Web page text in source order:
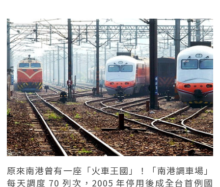
原來南港曾有一座「火車王國」！「南港調車場」
每天調度 70 列次，2005 年停用後成全台首例國